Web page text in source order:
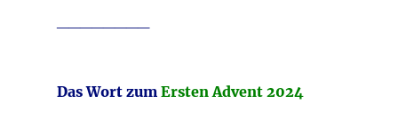
Das Wort zum Ersten Advent 2024